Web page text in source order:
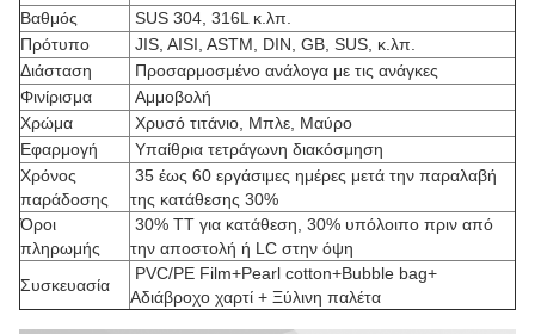
Βαθμός
SUS 304, 316L κ.λπ.
Πρότυπο
JIS, AISI, ASTM, DIN, GB, SUS, κ.λπ.
Διάσταση
Προσαρμοσμένο ανάλογα με τις ανάγκες
Φινίρισμα
Αμμοβολή
Χρώμα
Χρυσό τιτάνιο, Μπλε, Μαύρο
Εφαρμογή
Υπαίθρια τετράγωνη διακόσμηση
Χρόνος
παράδοσης
35 έως 60 εργάσιμες ημέρες μετά την παραλαβή
της κατάθεσης 30%
Όροι
πληρωμής
30% TT για κατάθεση, 30% υπόλοιπο πριν από
την αποστολή ή LC στην όψη
Συσκευασία
PVC/PE Film+Pearl cotton+Bubble bag+
Αδιάβροχο χαρτί + Ξύλινη παλέτα